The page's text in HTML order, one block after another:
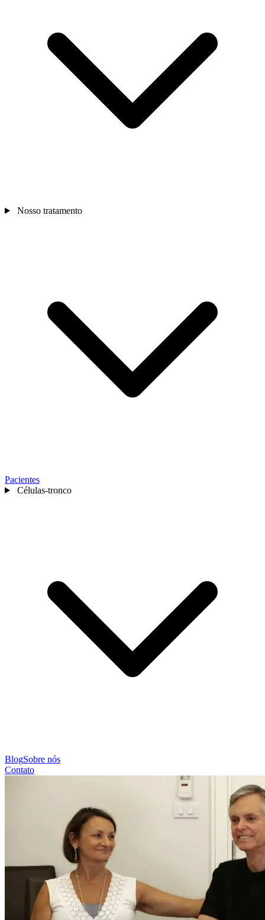
Nosso tratamento
Pacientes
Células-tronco
BlogSobre nós
Contato